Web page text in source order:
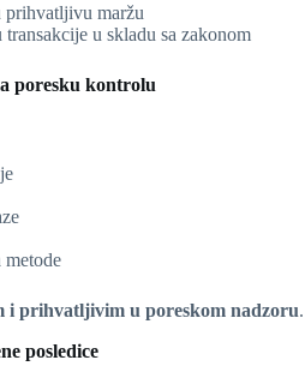
prihvatljivu maržu
u skladu sa zakonom
poresku kontrolu
i prihvatljivim u poreskom nadzoru.
posledice